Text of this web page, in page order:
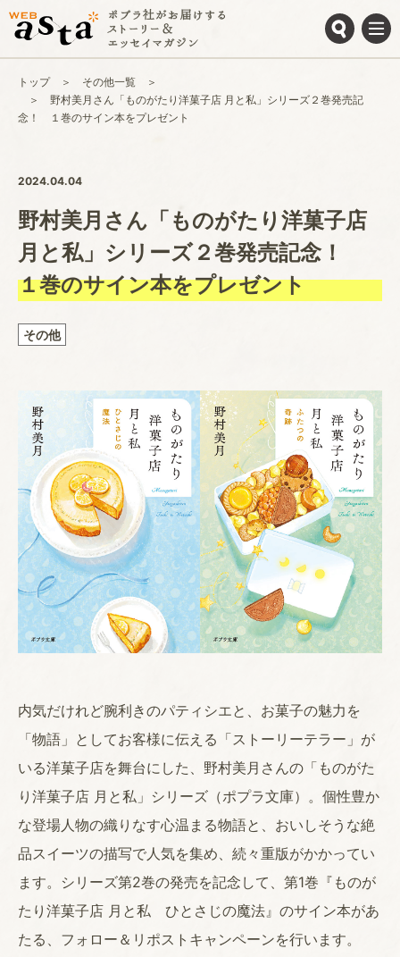
トップ
その他一覧
野村美月さん「ものがたり洋菓子店 月と私」シリーズ２巻発売記
念！ １巻のサイン本をプレゼント
2024.04.04
野村美月さん「ものがたり洋菓子店
月と私」シリーズ２巻発売記念！
１巻のサイン本をプレゼント
その他
内気だけれど腕利きのパティシエと、お菓子の魅力を
「物語」としてお客様に伝える「ストーリーテラー」が
いる洋菓子店を舞台にした、野村美月さんの「ものがた
り洋菓子店 月と私」シリーズ（ポプラ文庫）。個性豊か
な登場人物の織りなす心温まる物語と、おいしそうな絶
品スイーツの描写で人気を集め、続々重版がかかってい
ます。シリーズ第2巻の発売を記念して、第1巻『ものが
たり洋菓子店 月と私 ひとさじの魔法』のサイン本があ
たる、フォロー＆リポストキャンペーンを行います。